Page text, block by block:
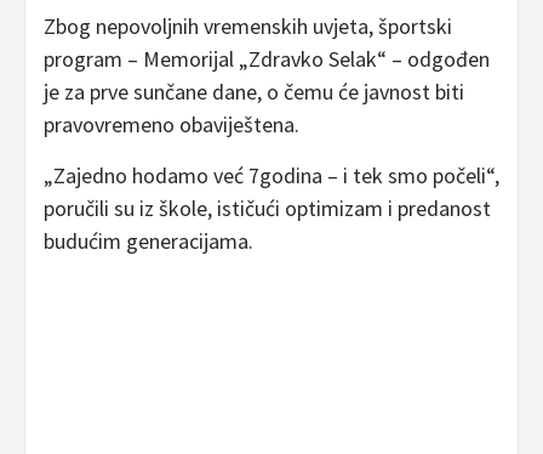
Zbog nepovoljnih vremenskih uvjeta, športski
program – Memorijal „Zdravko Selak“ – odgođen
je za prve sunčane dane, o čemu će javnost biti
pravovremeno obaviještena.
„Zajedno hodamo već 7godina – i tek smo počeli“,
poručili su iz škole, ističući optimizam i predanost
budućim generacijama.